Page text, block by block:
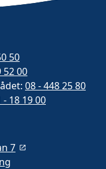
50
52 00
08 - 448 25 80
- 18 19 00
7